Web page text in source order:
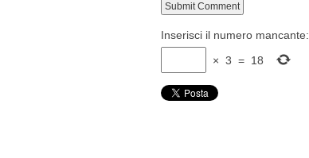
Inserisci il numero mancante:
× 3 = 18